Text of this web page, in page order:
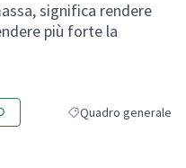
significa rendere
più forte la
Filtra i risultati per
Quadro generale